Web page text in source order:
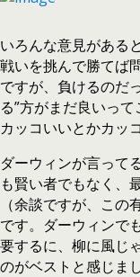
いろんな意見がある
戦いを挑んで勝てば
ですが、負けるのだ
る”方がまだ良いって
カッコいいとかカッ
ダーウィンが言って
も賢い者でもなく、
（余談ですが、こ
です。ダーウィンで
要するに、柳に風じ
のがベストと感じまし